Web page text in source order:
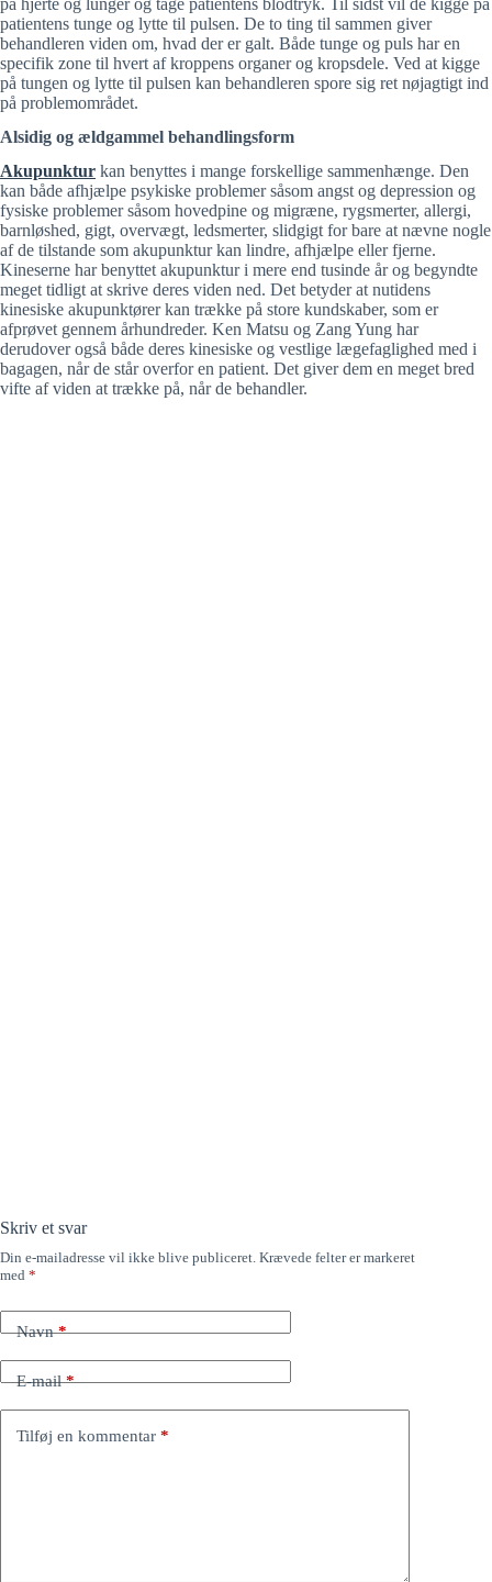
i
d
e
o
på hjerte og lunger og tage patientens blodtryk. Til sidst vil de kigge på
patientens tunge og lytte til pulsen. De to ting til sammen giver
behandleren viden om, hvad der er galt. Både tunge og puls har en
specifik zone til hvert af kroppens organer og kropsdele. Ved at kigge
på tungen og lytte til pulsen kan behandleren spore sig ret nøjagtigt ind
på problemområdet.
Alsidig og ældgammel behandlingsform
Akupunktur kan benyttes i mange forskellige sammenhænge. Den
kan både afhjælpe psykiske problemer såsom angst og depression og
fysiske problemer såsom hovedpine og migræne, rygsmerter, allergi,
barnløshed, gigt, overvægt, ledsmerter, slidgigt for bare at nævne nogle
af de tilstande som akupunktur kan lindre, afhjælpe eller fjerne.
Kineserne har benyttet akupunktur i mere end tusinde år og begyndte
meget tidligt at skrive deres viden ned. Det betyder at nutidens
kinesiske akupunktører kan trække på store kundskaber, som er
afprøvet gennem århundreder. Ken Matsu og Zang Yung har
derudover også både deres kinesiske og vestlige lægefaglighed med i
bagagen, når de står overfor en patient. Det giver dem en meget bred
vifte af viden at trække på, når de behandler.
Skriv et svar
Din e-mailadresse vil ikke blive publiceret. Krævede felter er markeret
med *
Navn*
E-mail*
Tilføj en kommentar *